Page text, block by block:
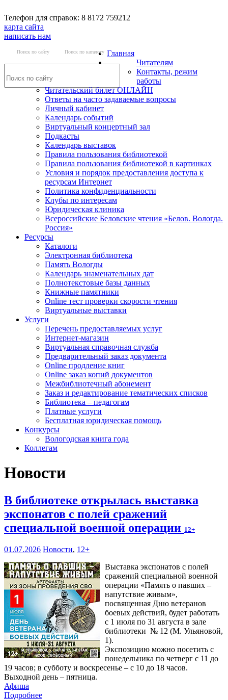
Телефон для справок: 8 8172 759212
карта сайта
написать нам
Поиск по сайту Поиск по каталогу Главная
Читателям
Контакты, режим
работы
Читательский билет ОНЛАЙН
Ответы на часто задаваемые вопросы
Личный кабинет
Календарь событий
Виртуальный концертный зал
Подкасты
Календарь выставок
Правила пользования библиотекой
Правила пользования библиотекой в картинках
Условия и порядок предоставления доступа к
ресурсам Интернет
Политика конфиденциальности
Клубы по интересам
Юридическая клиника
Всероссийские Беловские чтения «Белов. Вологда.
Россия»
Ресурсы
Каталоги
Электронная библиотека
Память Вологды
Календарь знаменательных дат
Полнотекстовые базы данных
Книжные памятники
Online тест проверки скорости чтения
Виртуальные выставки
Услуги
Перечень предоставляемых услуг
Интернет-магазин
Виртуальная справочная служба
Предварительный заказ документа
Online продление книг
Online заказ копий документов
Межбиблиотечный абонемент
Заказ и редактирование тематических списков
Библиотека – педагогам
Платные услуги
Бесплатная юридическая помощь
Конкурсы
Вологодская книга года
Коллегам
Новости
В библиотеке открылась выставка
экспонатов с полей сражений
специальной военной операции 12+
01.07.2026 Новости, 12+
Выставка экспонатов с полей
сражений специальной военной
операции «Память о павших –
напутствие живым»,
посвященная Дню ветеранов
боевых действий, будет работать
с 1 июля по 31 августа в зале
библиотеки № 12 (М. Ульяновой,
1).
Экспозицию можно посетить с
понедельника по четверг с 11 до
19 часов; в субботу и воскресенье – с 10 до 18 часов.
Выходной день – пятница.
Афиша
Подробнее